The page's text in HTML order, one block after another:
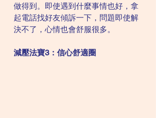
做得到。即使遇到什麼事情也好，拿
起電話找好友傾訴一下，問題即使解
決不了，心情也會舒服很多。
減壓法寶3：信心舒適圈